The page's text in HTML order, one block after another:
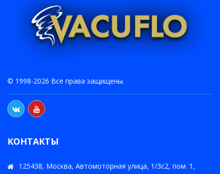
© 1998-2026 Все права защищены.
КОНТАКТЫ
125438, Москва, Автомоторная улица, 1/3с2, пом. 1,